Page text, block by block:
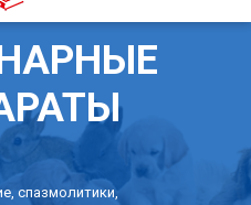
спазмолитики,